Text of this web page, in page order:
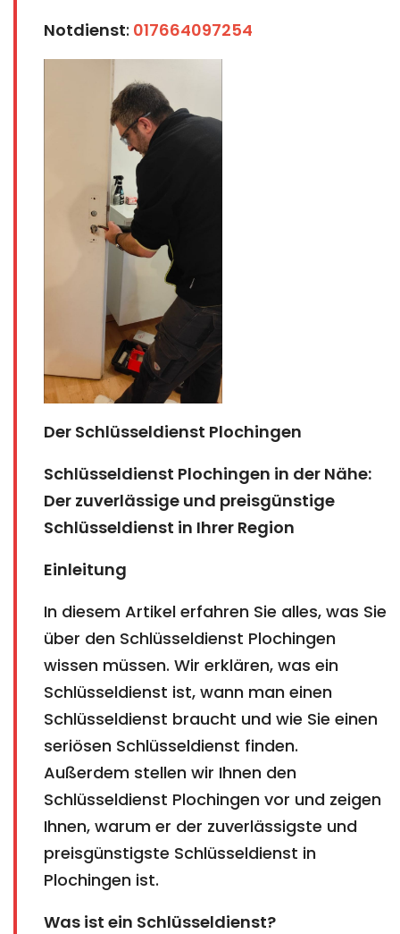
Notdienst: 017664097254
Der Schlüsseldienst Plochingen​​​​​​​​​​​​​​
Schlüsseldienst Plochingen in der Nähe:
Der zuverlässige und preisgünstige
Schlüsseldienst in Ihrer Region
Einleitung
In diesem Artikel erfahren Sie alles, was Sie
über den Schlüsseldienst Plochingen
wissen müssen. Wir erklären, was ein
Schlüsseldienst ist, wann man einen
Schlüsseldienst braucht und wie Sie einen
seriösen Schlüsseldienst finden.
Außerdem stellen wir Ihnen den
Schlüsseldienst Plochingen vor und zeigen
Ihnen, warum er der zuverlässigste und
preisgünstigste Schlüsseldienst in
Plochingen ist.
Was ist ein Schlüsseldienst?